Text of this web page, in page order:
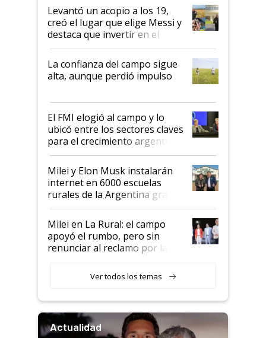
Levantó un acopio a los 19,
creó el lugar que elige Messi y
destaca que invertir en el
kirchnerismo era como "darle
plata a un hijo para droga":
Juan Félix Rossetti, el libertario
que de una dura crisis salió
de Milei
La confianza del campo sigue
alta, aunque perdió impulso
El FMI elogió al campo y lo
ubicó entre los sectores claves
para el crecimiento argentino
Milei y Elon Musk instalarán
internet en 6000 escuelas
rurales de la Argentina gracias
a un acuerdo con Starlink
Milei en La Rural: el campo
apoyó el rumbo, pero sin
renunciar al reclamo por las
Ver todos los temas
Actualidad